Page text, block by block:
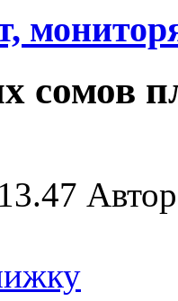
сомов